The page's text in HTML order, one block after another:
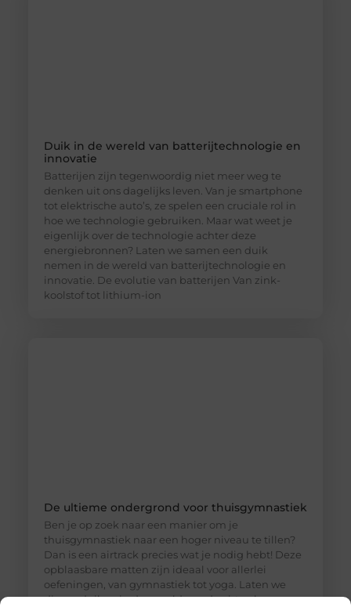
Duik in de wereld van batterijtechnologie en
innovatie
Batterijen zijn tegenwoordig niet meer weg te
denken uit ons dagelijks leven. Van je smartphone
tot elektrische auto’s, ze spelen een cruciale rol in
hoe we technologie gebruiken. Maar wat weet je
eigenlijk over de technologie achter deze
energiebronnen? Laten we samen een duik
nemen in de wereld van batterijtechnologie en
innovatie. De evolutie van batterijen Van zink-
koolstof tot lithium-ion
De ultieme ondergrond voor thuisgymnastiek
Ben je op zoek naar een manier om je
thuisgymnastiek naar een hoger niveau te tillen?
Dan is een airtrack precies wat je nodig hebt! Deze
opblaasbare matten zijn ideaal voor allerlei
oefeningen, van gymnastiek tot yoga. Laten we
dieper duiken in de wereld van de airtrack en